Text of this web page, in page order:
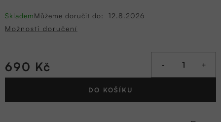
SklademMůžeme doručit do:
12.8.2026
Možnosti doručení
690 Kč
Měrná
DO KOŠÍKU